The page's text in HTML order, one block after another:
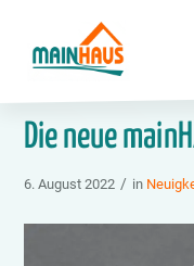
Startseite›Die neue
Die neue
6. August 2022 / in